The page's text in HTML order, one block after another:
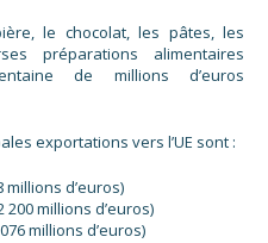
le chocolat, les pâtes, les
préparations alimentaires
de millions d’euros
exportations vers l’UE sont :
millions d’euros)
200 millions d’euros)
millions d’euros)